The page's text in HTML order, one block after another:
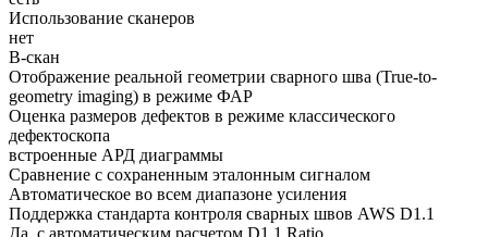
Использование сканеров
нет
B-скан
Отображение реальной геометрии сварного шва (True-to-
geometry imaging) в режиме ФАР
Оценка размеров дефектов в режиме классического
дефектоскопа
встроенные АРД диаграммы
Сравнение с сохраненным эталонным сигналом
Автоматическое во всем диапазоне усиления
Поддержка стандарта контроля сварных швов AWS D1.1
Да, с автоматическим расчетом D1.1 Ratio